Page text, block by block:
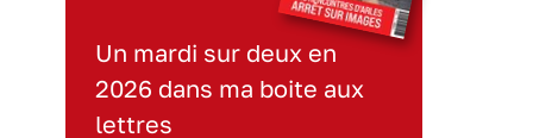
Un mardi sur deux en
2026 dans ma boite aux
lettres